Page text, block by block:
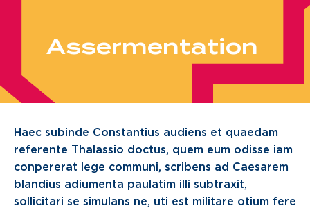
Assermentation
Haec subinde Constantius audiens et quaedam
referente Thalassio doctus, quem eum odisse iam
conpererat lege communi, scribens ad Caesarem
blandius adiumenta paulatim illi subtraxit,
sollicitari se simulans ne, uti est militare otium fere